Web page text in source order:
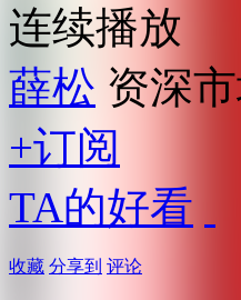
连续播放
薛松 资深
+订阅
TA的好看
收藏 分享到 评论